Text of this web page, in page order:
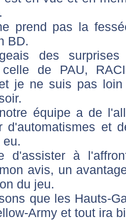
prend pas la
BD.
des
de PAU,
je ne suis pas
équipe a de
d'automatismes et
eu.
d'assister à
avis, un
du jeu.
que les Hauts-
Army et tout ira